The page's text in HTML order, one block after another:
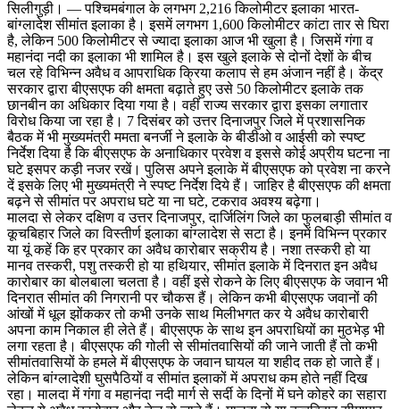
सिलीगुड़ी। — पश्चिमबंगाल के लगभग 2,216 किलोमीटर इलाका भारत-
बांग्लादेश सीमांत इलाका है। इसमें लगभग 1,600 किलोमीटर कांटा तार से घिरा
है, लेकिन 500 किलोमीटर से ज्यादा इलाका आज भी खुला है। जिसमें गंगा व
महानंदा नदी का इलाका भी शामिल है। इस खुले इलाके से दोनों देशों के बीच
चल रहे विभिन्न अवैध व आपराधिक क्रिया कलाप से हम अंजान नहीं है। केंद्र
सरकार द्वारा बीएसएफ की क्षमता बढ़ाते हुए उसे 50 किलोमीटर इलाके तक
छानबीन का अधिकार दिया गया है। वहीं राज्य सरकार द्वारा इसका लगातार
विरोध किया जा रहा है। 7 दिसंबर को उत्तर दिनाजपुर जिले में प्रशासनिक
बैठक में भी मुख्यमंत्री ममता बनर्जी ने इलाके के बीडीओ व आईसी को स्पष्ट
निर्देश दिया है कि बीएसएफ के अनाधिकार प्रवेश व इससे कोई अप्रीय घटना ना
घटे इसपर कड़ी नजर रखें। पुलिस अपने इलाके में बीएसएफ को प्रवेश ना करने
दें इसके लिए भी मुख्यमंत्री ने स्पष्ट निर्देश दिये हैं। जाहिर है बीएसएफ की क्षमता
बढ़ने से सीमांत पर अपराध घटे या ना घटे, टकराव अवश्य बढ़ेगा।
मालदा से लेकर दक्षिण व उत्तर दिनाजपुर, दार्जिलिंग जिले का फुलबाड़ी सीमांत व
कूचबिहार जिले का विस्तीर्ण इलाका बांग्लादेश से सटा है। इनमें विभिन्न प्रकार
या यूं कहें कि हर प्रकार का अवैध कारोबार सक्रीय है। नशा तस्करी हो या
मानव तस्करी, पशु तस्करी हो या हथियार, सीमांत इलाके में दिनरात इन अवैध
कारोबार का बोलबाला चलता है। वहीं इसे रोकने के लिए बीएसएफ के जवान भी
दिनरात सीमांत की निगरानी पर चौकस हैं। लेकिन कभी बीएसएफ जवानों की
आंखों में धूल झोंककर तो कभी उनके साथ मिलीभगत कर ये अवैध कारोबारी
अपना काम निकाल ही लेते हैं। बीएसएफ के साथ इन अपराधियों का मुठभेड़ भी
लगा रहता है। बीएसएफ की गोली से सीमांतवासियों की जाने जाती हैं तो कभी
सीमांतवासियों के हमले में बीएसएफ के जवान घायल या शहीद तक हो जाते हैं।
लेकिन बांग्लादेशी घुसपैठियों व सीमांत इलाकों में अपराध कम होते नहीं दिख
रहा। मालदा में गंगा व महानंदा नदी मार्ग से सर्दी के दिनों में घने कोहरे का सहारा